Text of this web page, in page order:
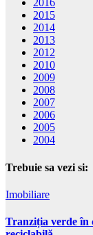
2016
2015
2014
2013
2012
2010
2009
2008
2007
2006
2005
2004
Trebuie sa vezi si:
Imobiliare
Tranziția verde în